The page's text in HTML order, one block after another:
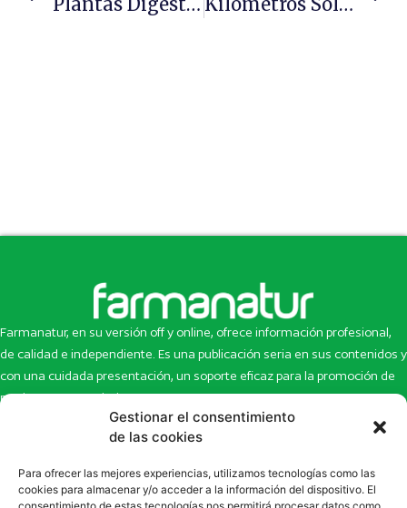
Gestionar el consentimiento
de las cookies
Para ofrecer las mejores experiencias, utilizamos tecnologías como las
cookies para almacenar y/o acceder a la información del dispositivo. El
Farmanatur, en su versión off y online, ofrece información profesional,
de calidad e independiente. Es una publicación seria en sus contenidos y
con una cuidada presentación, un soporte eficaz para la promoción de
productos y novedades.
Inicio
Newsletter
Eco Multimedia
Artículos
Escaparate